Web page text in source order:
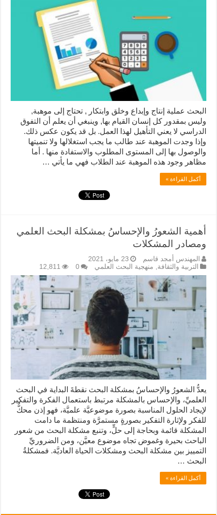
البحث عملية إنتاج وإبداع وخلق وابتكار , تحتاج إلى موهبة,
وليس بمقدور كل إنسان القيام بها, وينبغي أن يعلم أن التفوق
الدراسي لا يعني التأهيل لهذا العمل. بل قد يكون عكس ذلك.
وإذا وجدت الموهبة عند طالب ما يجب استغلالها ولا تنميتها
والوصول بها إلى المستوى المطلوب والاستفادة منها . أما
مظاهر وجود هذه الموهبة عند الطلاب فهي ما يأتي …
أكمل القراءة »
أهمية الشعورُ والإحساسُ بمشكلة البحث العلمي
ومصادر المشكلات
المهندس أمجد قاسم
23 مايو، 2021
التربية والثقافة
منهجية البحث العلمي 0
12,811
يعدُّ الشعورُ والإحساسُ بمشكلة البحث نقطةَ البداية في البحث
العلميِّ، والإحساس بالمشكلة مرتبط باستعمال الفكرة والتفكير
لإيجاد الحلول المناسبة بصورة موضوعيَّة علميَّة، فهو إذن محكٌّ
للفكر ولإثارة التفكير بصورةٍ مستمرَّة ومنتظمة ما دامت
المشكلة قائمة وبحاجة إلى حلٍّ، وتنبع مشكلة البحث من شعور
الباحث بحيرة وغموض تجاه موضوع معيَّن، ومن الضروريِّ
التمييز بين مشكلة البحث ومشكلات الحياة العاديَّة. فمشكلةُ
البحث …
أكمل القراءة »